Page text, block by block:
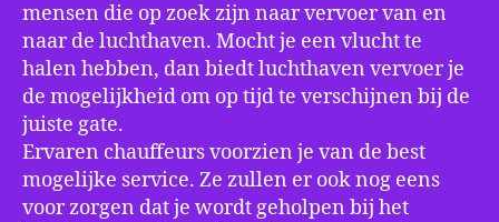
mensen die op zoek zijn naar vervoer van en
naar de luchthaven. Mocht je een vlucht te
halen hebben, dan biedt luchthaven vervoer je
de mogelijkheid om op tijd te verschijnen bij de
juiste gate.
Ervaren chauffeurs voorzien je van de best
mogelijke service. Ze zullen er ook nog eens
voor zorgen dat je wordt geholpen bij het